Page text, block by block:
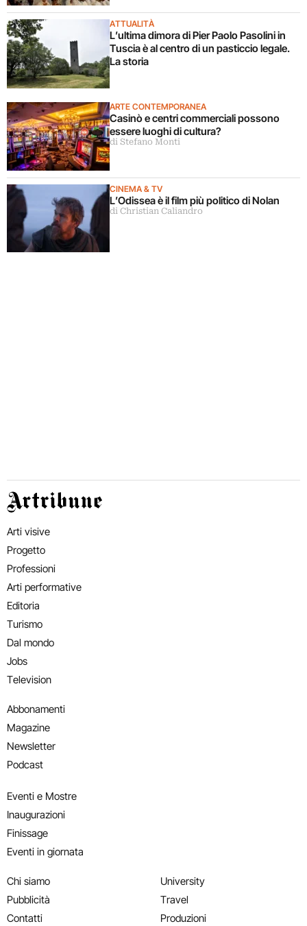
ATTUALITÀ
L’ultima dimora di Pier Paolo Pasolini in
Tuscia è al centro di un pasticcio legale.
La storia
ARTE CONTEMPORANEA
Casinò e centri commerciali possono
essere luoghi di cultura?
di Stefano Monti
CINEMA & TV
L’Odissea è il film più politico di Nolan
di Christian Caliandro
Artribune
Arti visive
Progetto
Professioni
Arti performative
Editoria
Turismo
Dal mondo
Jobs
Television
Abbonamenti
Magazine
Newsletter
Podcast
Eventi e Mostre
Inaugurazioni
Finissage
Eventi in giornata
Chi siamo
Pubblicità
Contatti
University
Travel
Produzioni